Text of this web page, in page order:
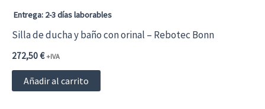
de
Entrega: 2-3 días laborables
Silla de ducha y baño con orinal – Rebotec Bonn
272,50€ +IVA
Añadir al carrito